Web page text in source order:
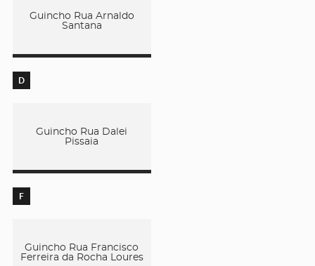
Guincho Rua Arnaldo
Santana
D
Guincho Rua Dalei
Pissaia
F
Guincho Rua Francisco
Ferreira da Rocha Loures